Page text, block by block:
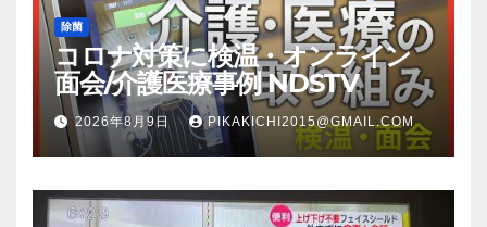
除菌
コロナ対策に検温・オンライン
面会/介護医療事例 NDSTV
2026年8月9日 PIKAKICHI2015@GMAIL.COM